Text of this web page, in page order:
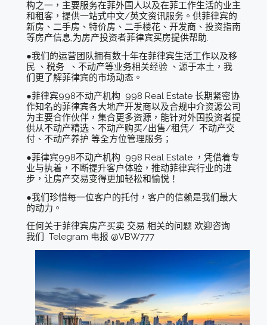
构之一，主要服务在菲外国人以及在菲工作生活的业主
和租客，提供一站式中文/英文资讯服务。供菲律宾的
新房、二手房、特价房、二手楼花、开发商、投资指南
等房产信息,为房产投资者菲律宾买房提供帮助.
●我们的运营团队拥有数十年在菲律宾生活工作以及移
民 、税务 、不动产等业务相关经验 、源于本土，我
们更了解菲律宾的市场动态。
●菲律宾998不动产机构 998 Real Estate 长期紧密协
作知名的菲律宾各大地产开发商以及合规中介资源公司
为主要合作伙伴，集合更多资源，能针对外国投资者提
供从不动产精选、不动产购买/出售/租凭/ 不动产交
付、不动产养护 等全方位管理服务；
●菲律宾998不动产机构 998 Real Estate ，凭借着专
业与执着，不断提升客户体验，推动菲律宾行业的进
步，让房产交易变得更加轻松和愉悦！
●我们珍惜每一位客户的托付，客户的信赖是我们最大
的动力。
任何关于菲律宾房产买卖 交易 相关的问题 欢迎咨询
我们 Telegram 电报 @VBW777